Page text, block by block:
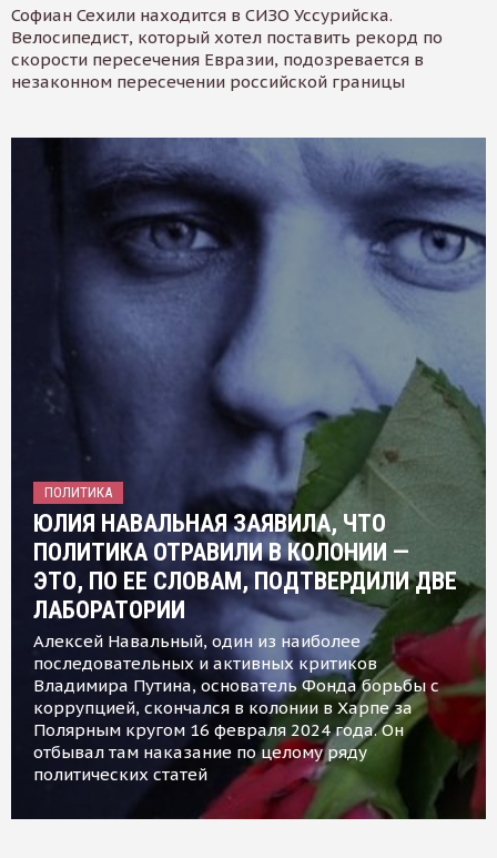
Софиан Сехили находится в СИЗО Уссурийска.
Велосипедист, который хотел поставить рекорд по
скорости пересечения Евразии, подозревается в
незаконном пересечении российской границы
ПОЛИТИКА
ЮЛИЯ НАВАЛЬНАЯ ЗАЯВИЛА, ЧТО
ПОЛИТИКА ОТРАВИЛИ В КОЛОНИИ —
ЭТО, ПО ЕЕ СЛОВАМ, ПОДТВЕРДИЛИ ДВЕ
ЛАБОРАТОРИИ
Алексей Навальный, один из наиболее
последовательных и активных критиков
Владимира Путина, основатель Фонда борьбы с
коррупцией, скончался в колонии в Харпе за
Полярным кругом 16 февраля 2024 года. Он
отбывал там наказание по целому ряду
политических статей